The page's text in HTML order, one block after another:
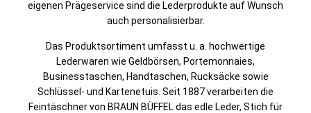
eigenen Prägeservice sind die Lederprodukte auf Wunsch
auch personalisierbar.
Das Produktsortiment umfasst u. a. hochwertige
Lederwaren wie Geldbörsen, Portemonnaies,
Businesstaschen, Handtaschen, Rucksäcke sowie
Schlüssel- und Kartenetuis. Seit 1887 verarbeiten die
Feintäschner von BRAUN BÜFFEL das edle Leder, Stich für